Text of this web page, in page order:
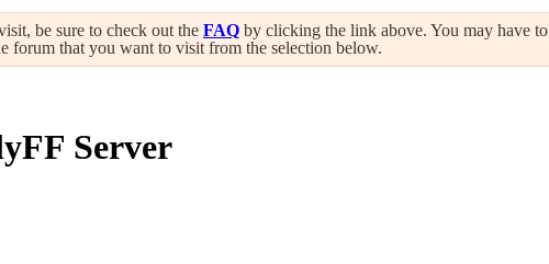
be sure to check out the FAQ by clicking the link above. You may have to
forum that you want to visit from the selection below.
Server